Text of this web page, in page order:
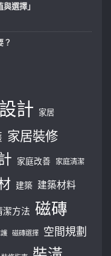
選擇」
？
計 家居
家居裝修
家庭改善 家庭清潔
建築 建築材料
潔方法 磁磚
磁磚選擇 空間規劃